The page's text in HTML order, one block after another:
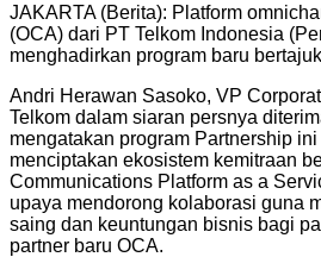
JAKARTA (Berita): Platform
(OCA) dari PT Telkom Indonesia
menghadirkan program baru bertajuk
Andri Herawan Sasoko, VP
Telkom dalam siaran persnya
mengatakan program Partnership
menciptakan ekosistem kemitraan
Communications Platform as a
upaya mendorong kolaborasi guna
saing dan keuntungan bisnis bagi
partner baru OCA.